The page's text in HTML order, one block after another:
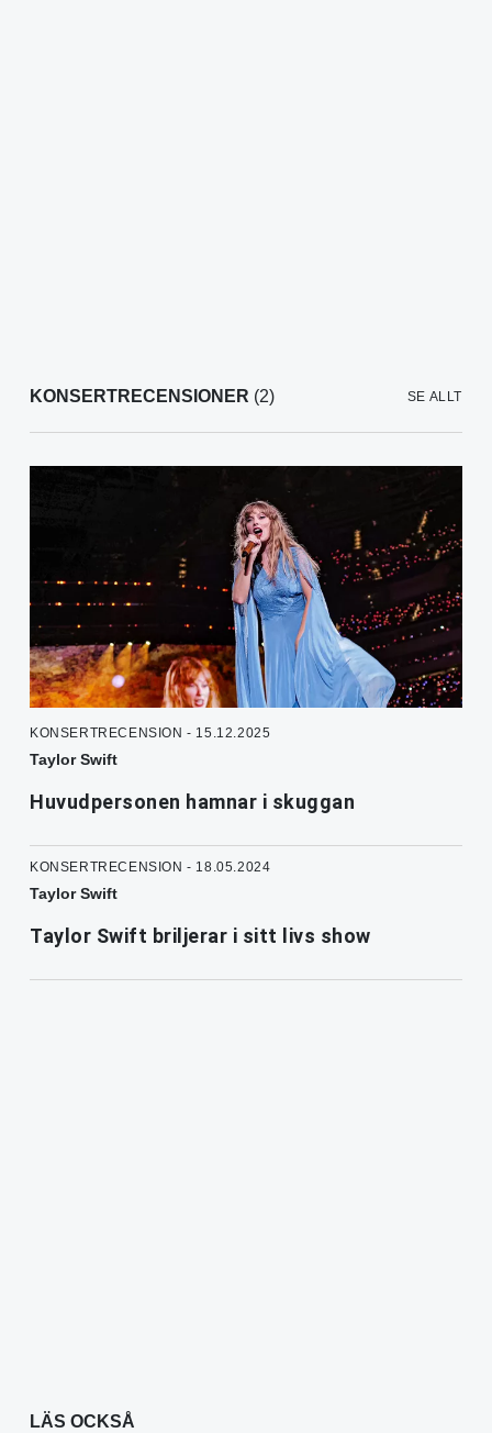
KONSERTRECENSIONER (2) SE ALLT
KONSERTRECENSION - 15.12.2025
Taylor Swift
Huvudpersonen hamnar i skuggan
KONSERTRECENSION - 18.05.2024
Taylor Swift
Taylor Swift briljerar i sitt livs show
LÄS OCKSÅ